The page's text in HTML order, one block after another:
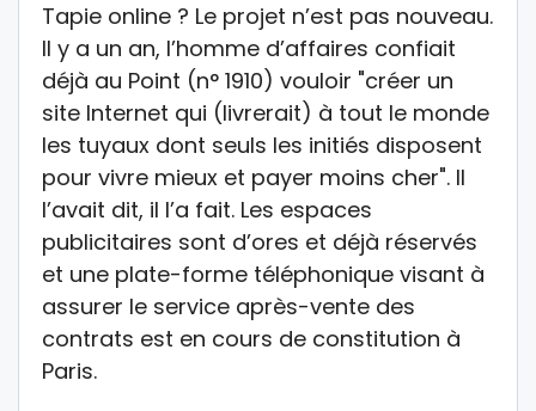
Tapie online ? Le projet n’est pas nouveau.
Il y a un an, l’homme d’affaires confiait
déjà au Point (n° 1910) vouloir "créer un
site Internet qui (livrerait) à tout le monde
les tuyaux dont seuls les initiés disposent
pour vivre mieux et payer moins cher". Il
l’avait dit, il l’a fait. Les espaces
publicitaires sont d’ores et déjà réservés
et une plate-forme téléphonique visant à
assurer le service après-vente des
contrats est en cours de constitution à
Paris.